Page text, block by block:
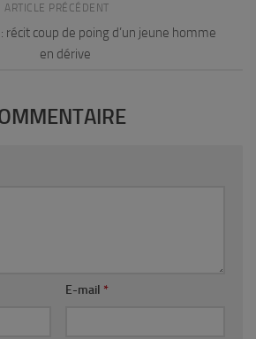
ARTICLE PRÉCÉDENT
récit coup de poing d’un jeune homme
en dérive
E-mail *